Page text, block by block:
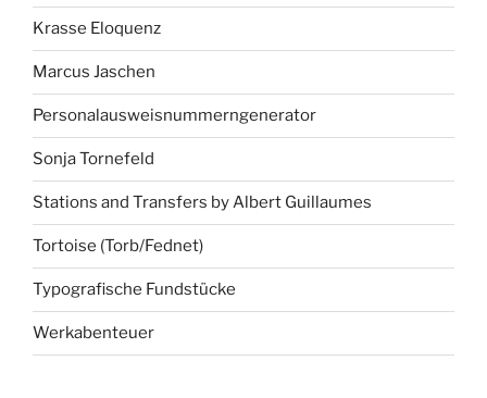
Krasse Eloquenz
Marcus Jaschen
Personalausweisnummerngenerator
Sonja Tornefeld
Stations and Transfers by Albert Guillaumes
Tortoise (Torb/Fednet)
Typografische Fundstücke
Werkabenteuer